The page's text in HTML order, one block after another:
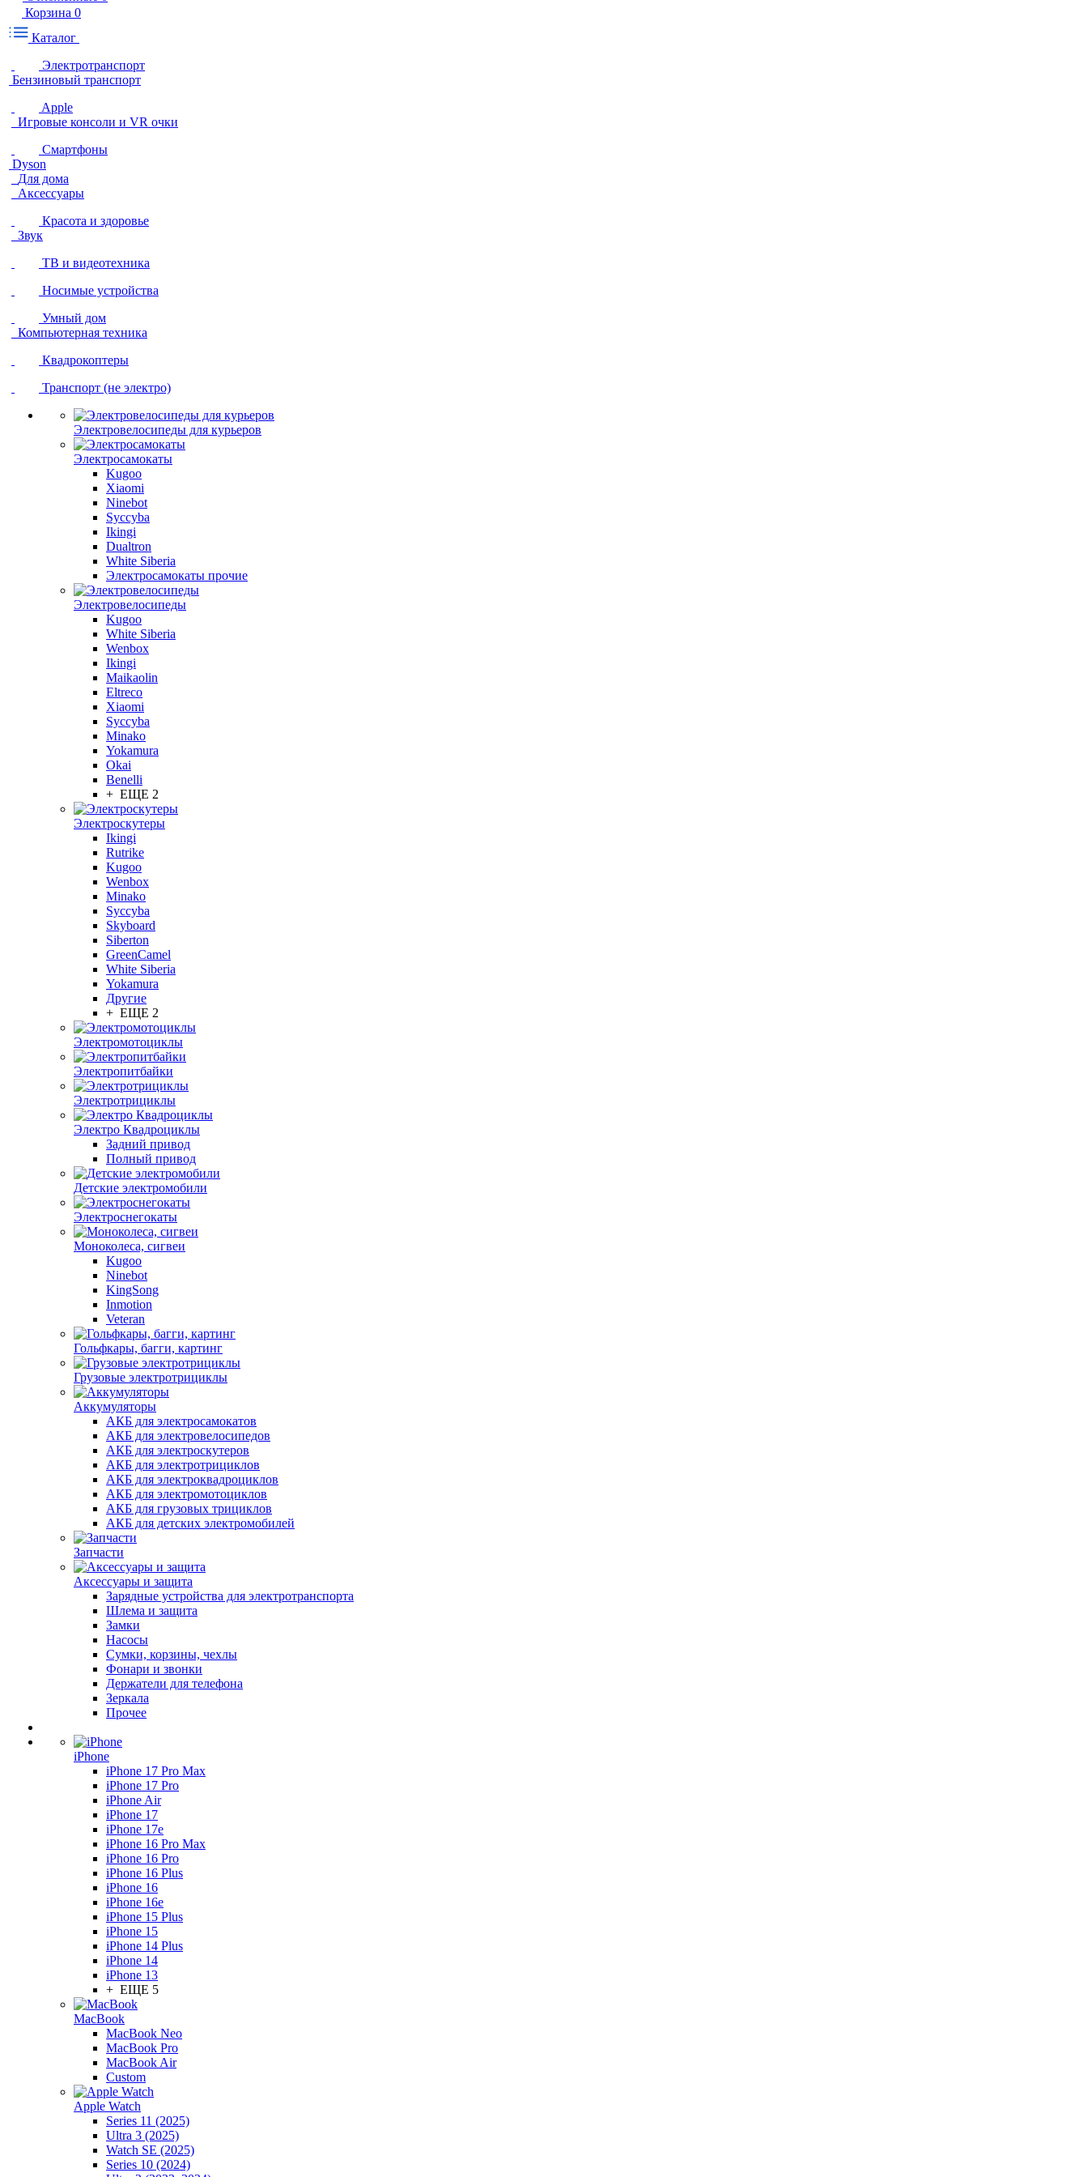
Корзина 0
Каталог
Электротранспорт
Бензиновый транспорт
Apple
Игровые консоли и VR очки
Смартфоны
Dyson
Для дома
Аксессуары
Красота и здоровье
Звук
ТВ и видеотехника
Носимые устройства
Умный дом
Компьютерная техника
Квадрокоптеры
Транспорт (не электро)
Электровелосипеды для курьеров
Электросамокаты
Kugoo
Xiaomi
Ninebot
Syccyba
Ikingi
Dualtron
White Siberia
Электросамокаты прочие
Электровелосипеды
Kugoo
White Siberia
Wenbox
Ikingi
Maikaolin
Eltreco
Xiaomi
Syccyba
Minako
Yokamura
Okai
Benelli
+ ЕЩЕ 2
Электроскутеры
Ikingi
Rutrike
Kugoo
Wenbox
Minako
Syccyba
Skyboard
Siberton
GreenCamel
White Siberia
Yokamura
Другие
+ ЕЩЕ 2
Электромотоциклы
Электропитбайки
Электротрициклы
Электро Квадроциклы
Задний привод
Полный привод
Детские электромобили
Электроснегокаты
Моноколеса, сигвеи
Kugoo
Ninebot
KingSong
Inmotion
Veteran
Гольфкары, багги, картинг
Грузовые электротрициклы
Аккумуляторы
АКБ для электросамокатов
АКБ для электровелосипедов
АКБ для электроскутеров
АКБ для электротрициклов
АКБ для электроквадроциклов
АКБ для электромотоциклов
АКБ для грузовых трициклов
АКБ для детских электромобилей
Запчасти
Аксессуары и защита
Зарядные устройства для электротранспорта
Шлема и защита
Замки
Насосы
Сумки, корзины, чехлы
Фонари и звонки
Держатели для телефона
Зеркала
Прочее
iPhone
iPhone 17 Pro Max
iPhone 17 Pro
iPhone Air
iPhone 17
iPhone 17e
iPhone 16 Pro Max
iPhone 16 Pro
iPhone 16 Plus
iPhone 16
iPhone 16e
iPhone 15 Plus
iPhone 15
iPhone 14 Plus
iPhone 14
iPhone 13
+ ЕЩЕ 5
MacBook
MacBook Neo
MacBook Pro
MacBook Air
Custom
Apple Watch
Series 11 (2025)
Ultra 3 (2025)
Watch SE (2025)
Series 10 (2024)